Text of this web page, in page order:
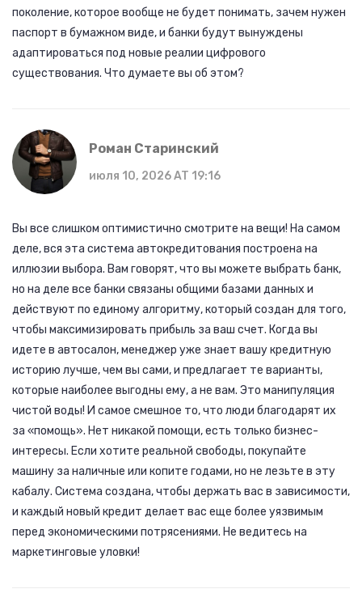
поколение, которое вообще не будет понимать, зачем нужен
паспорт в бумажном виде, и банки будут вынуждены
адаптироваться под новые реалии цифрового
существования. Что думаете вы об этом?
Роман Старинский
июля 10, 2026 AT 19:16
Вы все слишком оптимистично смотрите на вещи! На самом
деле, вся эта система автокредитования построена на
иллюзии выбора. Вам говорят, что вы можете выбрать банк,
но на деле все банки связаны общими базами данных и
действуют по единому алгоритму, который создан для того,
чтобы максимизировать прибыль за ваш счет. Когда вы
идете в автосалон, менеджер уже знает вашу кредитную
историю лучше, чем вы сами, и предлагает те варианты,
которые наиболее выгодны ему, а не вам. Это манипуляция
чистой воды! И самое смешное то, что люди благодарят их
за «помощь». Нет никакой помощи, есть только бизнес-
интересы. Если хотите реальной свободы, покупайте
машину за наличные или копите годами, но не лезьте в эту
кабалу. Система создана, чтобы держать вас в зависимости,
и каждый новый кредит делает вас еще более уязвимым
перед экономическими потрясениями. Не ведитесь на
маркетинговые уловки!